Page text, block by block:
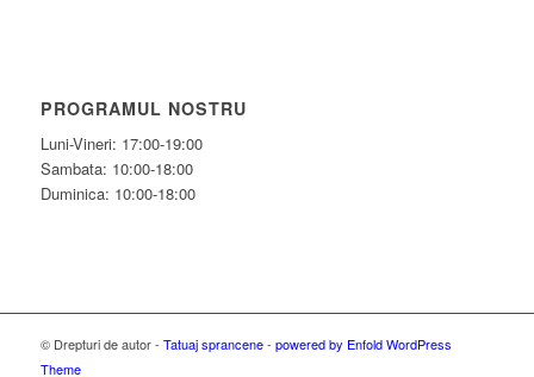
PROGRAMUL NOSTRU
Luni-Vineri: 17:00-19:00
Sambata: 10:00-18:00
Duminica: 10:00-18:00
© Drepturi de autor - Tatuaj sprancene- powered by Enfold WordPress
Theme